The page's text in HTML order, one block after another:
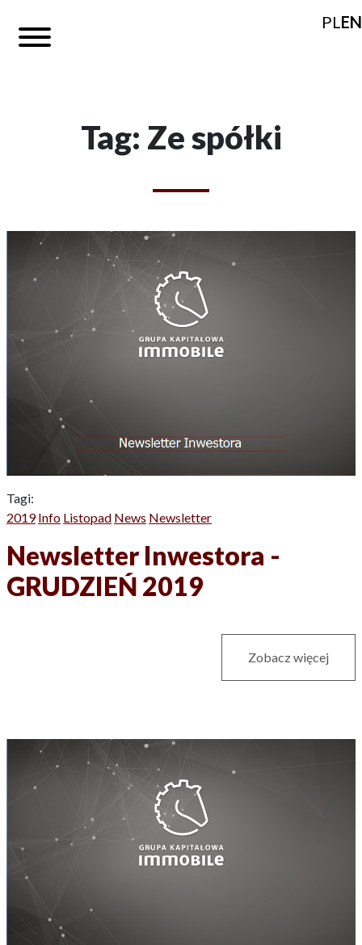
PLEN
Tag: Ze spółki
Tagi:
2019 Info Listopad News Newsletter
Newsletter Inwestora -
GRUDZIEŃ 2019
Zobacz więcej